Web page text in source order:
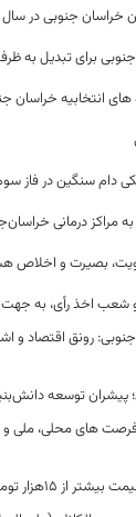
خراسان جنوبی در
برای تبدیل به
های انتخابیه خراسان
دام سنگین در فاز
مراکز درمانی
بصیرت و اخلاص
شعب اخذ رأی، به
رونق اقتصاد و
پیشران توسعه‌
های محلی، ملی و
تومان برخورد می شود